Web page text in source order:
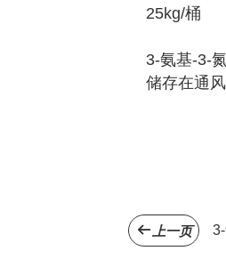
25kg/桶
3-氨基-3-
储存在通
上一页